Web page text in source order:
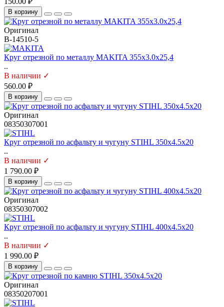
В корзину
Оригинал
B-14510-5
Круг отрезной по металлу MAKITA 355x3.0x25,4
..
В наличии ✓
560.00 ₽
В корзину
Оригинал
08350307001
Круг отрезной по асфальту и чугуну STIHL 350х4.5х20
..
В наличии ✓
1 790.00 ₽
В корзину
Оригинал
08350307002
Круг отрезной по асфальту и чугуну STIHL 400х4.5х20
..
В наличии ✓
1 990.00 ₽
В корзину
Оригинал
08350207001